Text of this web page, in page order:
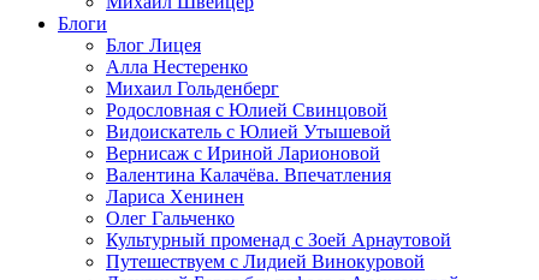
Блоги
Блог Лицея
Алла Нестеренко
Михаил Гольденберг
Родословная с Юлией Свинцовой
Видоискатель с Юлией Утышевой
Вернисаж с Ириной Ларионовой
Валентина Калачёва. Впечатления
Лариса Хенинен
Олег Гальченко
Культурный променад с Зоей Арнаутовой
Путешествуем с Лидией Винокуровой